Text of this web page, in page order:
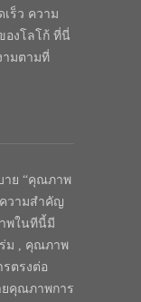
ร็ว ความ
องโลโก้ ที่นี่
ามตามที่
าย “คุณภาพ
วามสำคัญ
พในทีนี้มี
ม , คุณภาพ
ตรงต่อ
ยคุณภาพการ